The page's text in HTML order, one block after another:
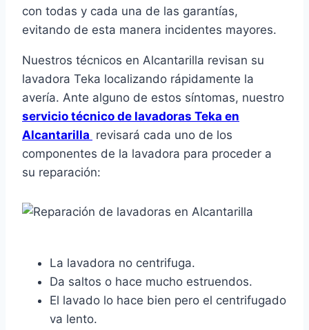
con todas y cada una de las garantías,
evitando de esta manera incidentes mayores.
Nuestros técnicos en Alcantarilla revisan su
lavadora Teka localizando rápidamente la
avería. Ante alguno de estos síntomas, nuestro
servicio técnico de lavadoras Teka en
Alcantarilla revisará cada uno de los
componentes de la lavadora para proceder a
su reparación:
La lavadora no centrifuga.
Da saltos o hace mucho estruendos.
El lavado lo hace bien pero el centrifugado
va lento.